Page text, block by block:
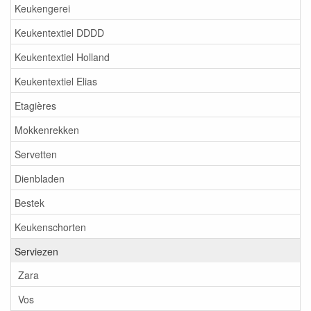
Keukengerei
Keukentextiel DDDD
Keukentextiel Holland
Keukentextiel Elias
Etagières
Mokkenrekken
Servetten
Dienbladen
Bestek
Keukenschorten
Serviezen
Zara
Vos